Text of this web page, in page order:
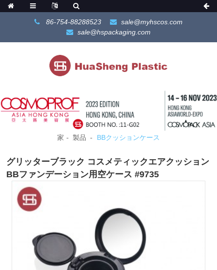
86-754-88288523
sale@myhscos.com
sale@hspackaging.com
家 製品 BBクッションケース
グリッターブラック コスメティックエアクッション
BBファンデーション用空ケース #9735